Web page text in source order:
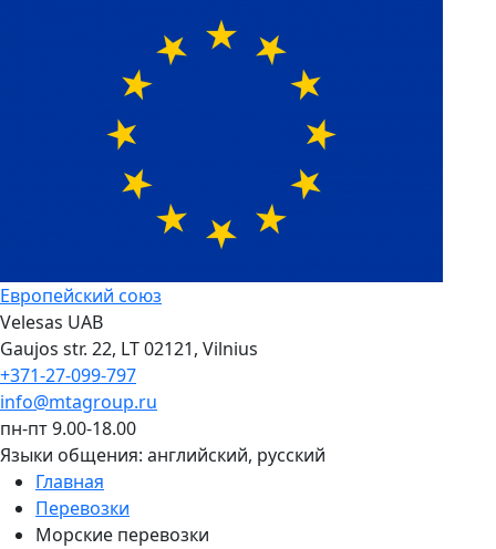
Европейский союз
Velesas UAB
Gaujos str. 22, LT 02121, Vilnius
+371-27-099-797
info@mtagroup.ru
пн-пт 9.00-18.00
Языки общения: английский, русский
Главная
Перевозки
Морские перевозки